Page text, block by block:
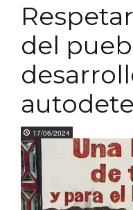
del
17/06/2024